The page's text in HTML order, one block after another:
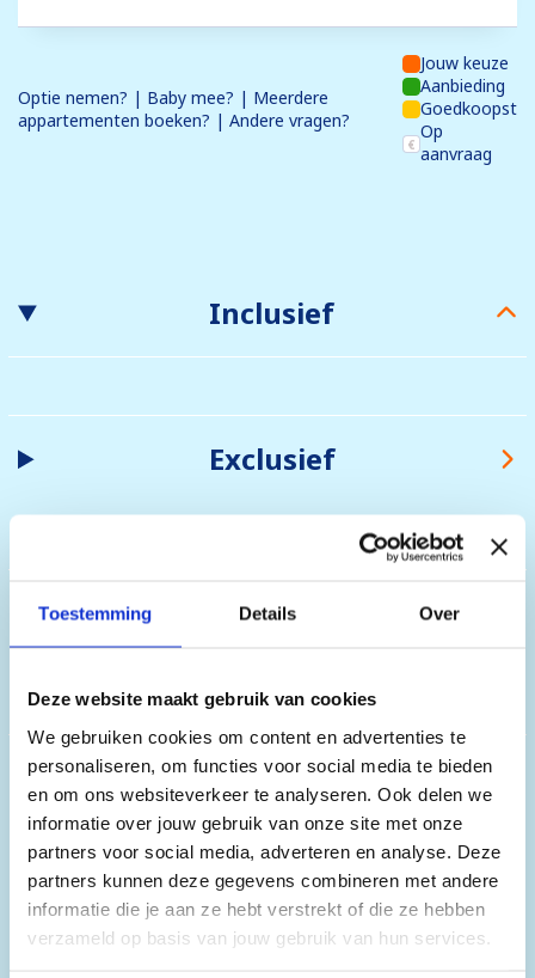
Toestemming Details Over
Deze website maakt gebruik van cookies
We gebruiken cookies om content en advertenties te
personaliseren, om functies voor social media te bieden
en om ons websiteverkeer te analyseren. Ook delen we
informatie over jouw gebruik van onze site met onze
partners voor social media, adverteren en analyse. Deze
partners kunnen deze gegevens combineren met andere
informatie die je aan ze hebt verstrekt of die ze hebben
verzameld op basis van jouw gebruik van hun services.
Optie nemen? | Baby mee? | Meerdere
appartementen boeken? | Andere vragen?
Jouw keuze
Aanbieding
Goedkoopst
Op
aanvraag
Inclusief
Exclusief
Ligging
Faciliteiten & Service
Extra's bij te boeken